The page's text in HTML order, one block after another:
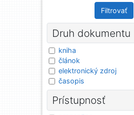
Filtrovať
Druh dokumentu
kniha
článok
elektronický zdroj
časopis
Prístupnosť